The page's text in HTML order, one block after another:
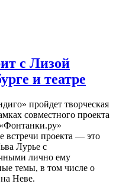
с Лизой
и театре
пройдет творческая
совместного проекта
встречи проекта — это
Лурье с
лично ему
темы, в том числе о
Неве.